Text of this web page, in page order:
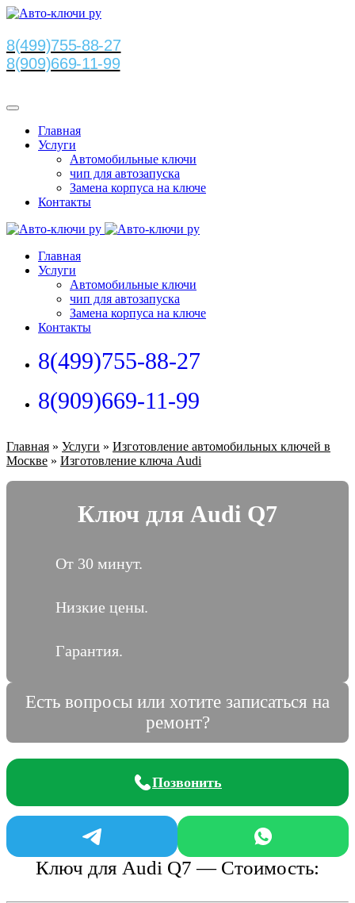
8(499)755-88-27
8(909)669-11-99
Главная
Услуги
Автомобильные ключи
чип для автозапуска
Замена корпуса на ключе
Контакты
Главная
Услуги
Автомобильные ключи
чип для автозапуска
Замена корпуса на ключе
Контакты
8(499)755-88-27
8(909)669-11-99
Главная » Услуги » Изготовление автомобильных ключей в
Москве » Изготовление ключа Audi
Ключ для Audi Q7
От 30 минут.
Низкие цены.
Гарантия.
Есть вопросы или хотите записаться на
ремонт?
Позвонить
Ключ для Audi Q7 — Стоимость: